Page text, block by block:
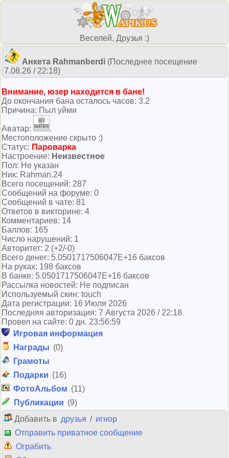
Веселей, Друзья :)
Анкета Rahmanberdi (Последнее посещение
7.08.26 / 22:18)
Внимание, юзер находится в бане!
До окончания бана осталось часов: 3.2
Причина: Пыл уйми
Аватар:
.
Местоположение скрыто :)
Cтатус: Пароварка
Настроение: Неизвестное
Пол: Не указан
Ник: Rahman.24
Всего посeщений: 287
Сообщений на форуме: 0
Сообщений в чате: 81
Ответов в викторине: 4
Комментариев: 14
Баллов: 165
Число нарушений: 1
Авторитет: 2 (+2/-0)
Всего денег: 5.0501717506047E+16 баксов
На руках: 198 баксов
В банке: 5.0501717506047E+16 баксов
Рассылка новостей: Не подписан
Используемый скин: touch
Дата регистрации: 16 Июля 2026
Последняя авторизация: 7 Августа 2026 / 22:18
Провел на сайте: 0 дн. 23:56:59
Игровая информация
Награды (0)
Грамоты
Подарки (16)
ФотоАльбом (11)
Публикации (9)
Добавить в друзья / игнор
Отправить приватное сообщение
Ограбить